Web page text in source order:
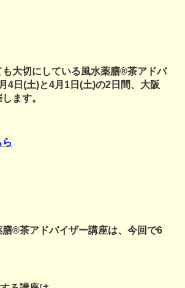
大切にしている風水薬膳®茶アドバ
4日(土)と4月1日(土)の2日間、大阪
ます。
膳®茶アドバイザー講座は、今回で6